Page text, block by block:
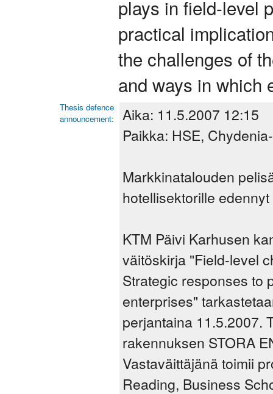
plays in field-level
practical
the challenges of
and ways in which
Thesis defence
announcement:
Aika: 11.5.2007 12:15
Paikka: HSE,
Markkinatalouden
hotellisektorille
KTM Päivi Karhusen
väitöskirja "Field-level
Strategic responses to
enterprises"
perjantaina 11.5.2007.
rakennuksen STORA
Vastaväittäjänä toimii
Reading, Business